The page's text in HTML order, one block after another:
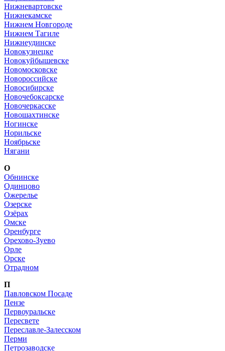
Нижневартовске
Нижнекамске
Нижнем Новгороде
Нижнем Тагиле
Нижнеудинске
Новокузнецке
Новокуйбышевске
Новомосковске
Новороссийске
Новосибирске
Новочебоксарске
Новочеркасске
Новошахтинске
Ногинске
Норильске
Ноябрьске
Нягани
О
Обнинске
Одинцово
Ожерелье
Озерске
Озёрах
Омске
Оренбурге
Орехово-Зуево
Орле
Орске
Отрадном
П
Павловском Посаде
Пензе
Первоуральске
Пересвете
Переславле-Залесском
Перми
Петрозаводске